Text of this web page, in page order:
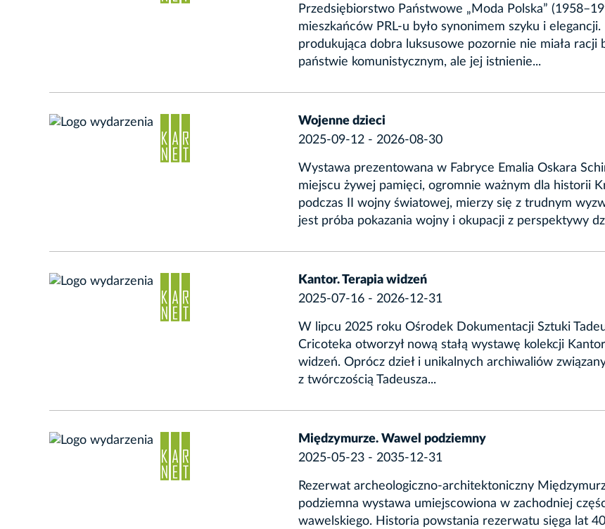
Przedsiębiorstwo Państwowe „Moda Polska”
mieszkańców PRL-u było synonimem szyku i
produkująca dobra luksusowe pozornie nie miała racji
państwie komunistycznym, ale jej istnienie...
Wojenne dzieci
2025-09-12 - 2026-08-30
Wystawa prezentowana w Fabryce Emalia Oskara
miejscu żywej pamięci, ogromnie ważnym dla historii
podczas II wojny światowej, mierzy się z trudnym
jest próba pokazania wojny i okupacji z perspektywy
Kantor. Terapia widzeń
2025-07-16 - 2026-12-31
W lipcu 2025 roku Ośrodek Dokumentacji Sztuki
Cricoteka otworzył nową stałą wystawę kolekcji
widzeń. Oprócz dzieł i unikalnych archiwaliów
z twórczością Tadeusza...
Międzymurze. Wawel podziemny
2025-05-23 - 2035-12-31
Rezerwat archeologiczno-architektoniczny
podziemna wystawa umiejscowiona w zachodniej
wawelskiego. Historia powstania rezerwatu sięga lat